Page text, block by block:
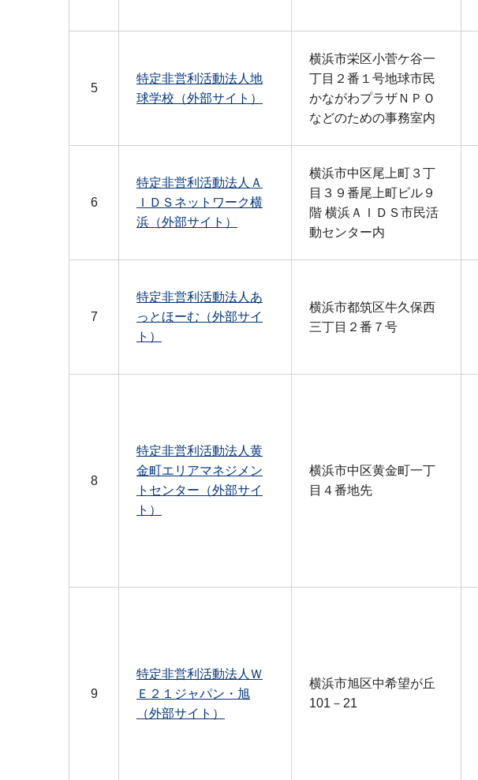
5
特定非営利活動法人地
球学校（外部サイト）
横浜市栄区小菅ケ谷一
丁目２番１号地球市民
かながわプラザＮＰＯ
などのための事務室内
6
特定非営利活動法人Ａ
ＩＤＳネットワーク横
浜（外部サイト）
横浜市中区尾上町３丁
目３９番尾上町ビル９
階 横浜ＡＩＤＳ市民活
動センター内
7
特定非営利活動法人あ
っとほーむ（外部サイ
ト）
横浜市都筑区牛久保西
三丁目２番７号
8
特定非営利活動法人黄
金町エリアマネジメン
トセンター（外部サイ
ト）
横浜市中区黄金町一丁
目４番地先
9
特定非営利活動法人Ｗ
Ｅ２１ジャパン・旭
（外部サイト）
横浜市旭区中希望が丘
101－21